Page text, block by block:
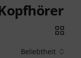
Beliebtheit